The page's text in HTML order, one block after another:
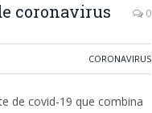
coronavirus 0
CORONAVIRUS
de covid-19 que combina